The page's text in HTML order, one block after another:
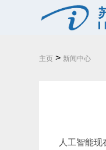
主页 > 新闻中心
人工智能